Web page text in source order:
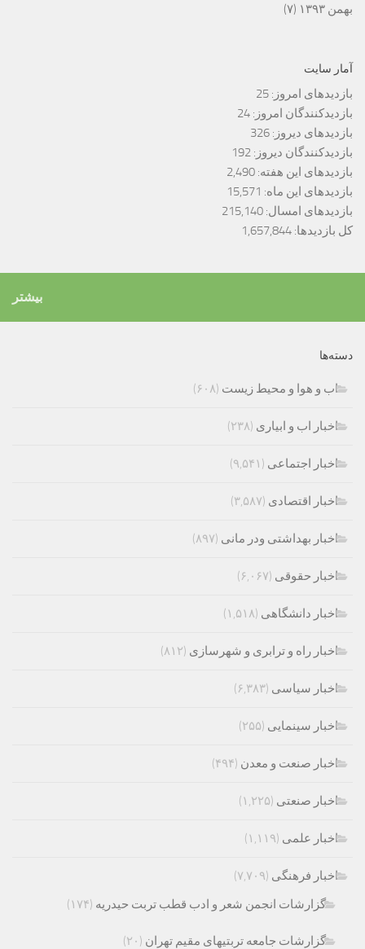
بهمن ۱۳۹۳
(۷)
آمار سایت
بازدیدهای امروز: 25
بازدیدکنندگان امروز: 24
بازدیدهای دیروز: 326
بازدیدکنندگان دیروز: 192
بازدیدهای این هفته: 2,490
بازدیدهای این ماه: 15,571
بازدیدهای امسال: 215,140
کل بازدیدها: 1,657,844
بیشتر
دسته‌ها
اب و هوا و محیط زیست (۶۰۸)
اخبار اب و ابیاری (۲۳۸)
اخبار اجتماعی (۹,۵۴۱)
اخبار اقتصادی (۳,۵۸۷)
اخبار بهداشتی ودر مانی (۸۹۷)
اخبار حقوقی (۶,۰۶۷)
اخبار دانشگاهی (۱,۵۱۸)
اخبار راه و ترابری و شهرسازی (۸۱۲)
اخبار سیاسی (۶,۳۸۳)
اخبار سینمایی (۲۵۵)
اخبار صنعت و معدن (۴۹۴)
اخبار صنعتی (۱,۲۲۵)
اخبار علمی (۱,۱۱۹)
اخبار فرهنگی (۷,۷۰۹)
گزارشات انجمن شعر و ادب قطب تربت حیدریه (۱۷۴)
گزارشات جامعه تربتیهای مقیم تهران (۲۰)